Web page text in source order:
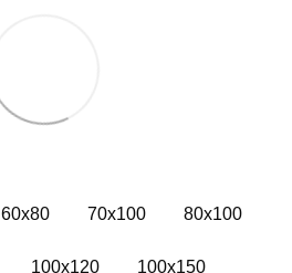
60х80 70х100 80х100
100х120 100х150